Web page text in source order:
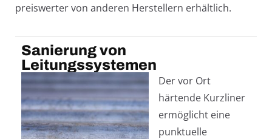
preiswerter von anderen Herstellern erhältlich.
Sanierung von
Leitungssystemen
Der vor Ort
härtende Kurzliner
ermöglicht eine
punktuelle